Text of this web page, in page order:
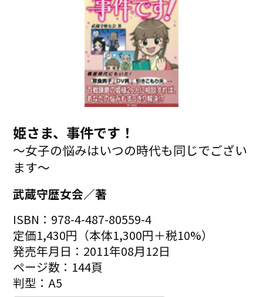
姫さま、事件です！
～女子の悩みはいつの時代も同じでござい
ます～
武蔵守歴女会／著
ISBN：978-4-487-80559-4
定価1,430円（本体1,300円＋税10%）
発売年月日：2011年08月12日
ページ数：144頁
判型：A5